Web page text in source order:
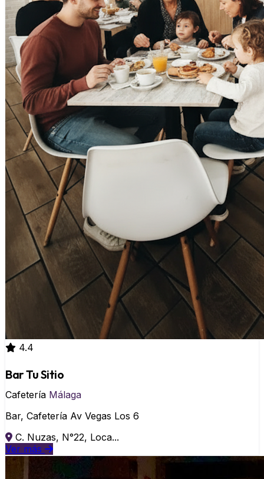
4.4
Bar Tu Sitio
Cafetería Málaga
Bar, Cafetería Av Vegas Los 6
C. Nuzas, N°22, Loca...
Ver más